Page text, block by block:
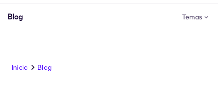
Blog Temas
Inicio Blog